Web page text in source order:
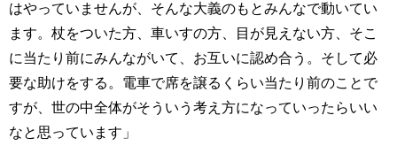
はやっていませんが、そんな大義のもとみんなで動いてい
ます。杖をついた方、車いすの方、目が見えない方、そこ
に当たり前にみんながいて、お互いに認め合う。そして必
要な助けをする。電車で席を譲るくらい当たり前のことで
すが、世の中全体がそういう考え方になっていったらいい
なと思っています」